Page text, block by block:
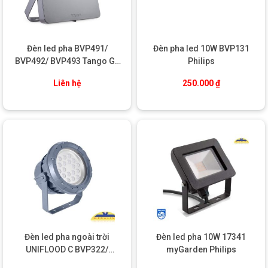
THÔNG SỐ KỸ THUẬT SẢN PHẨM
Thông Số Kỹ Thuật Sản Phẩm
Giá trị
Tên sản phẩm
Đèn LED Pha BVP171 LED26/WW 30W WB
Công suất
30W
3000K (Warm White – Ánh sáng vàng ấm)
Hiệu suất ánh sáng
Điện áp
220 – 240V / 50 – 60Hz
Hệ số công suất
Tuổi thọ
Tiêu chuẩn bảo vệ
IP65
IK07
Nhôm đúc + kính cường lực
Đèn led pha BVP491/
BVP492/ BVP493 Tango G4
Liên hệ
Đèn pha led 10W BVP131
Philips
250.000₫
Đèn led pha ngoài trời
UNIFLOOD C BVP322/
Đèn led pha 10W 17341
myGarden Philips